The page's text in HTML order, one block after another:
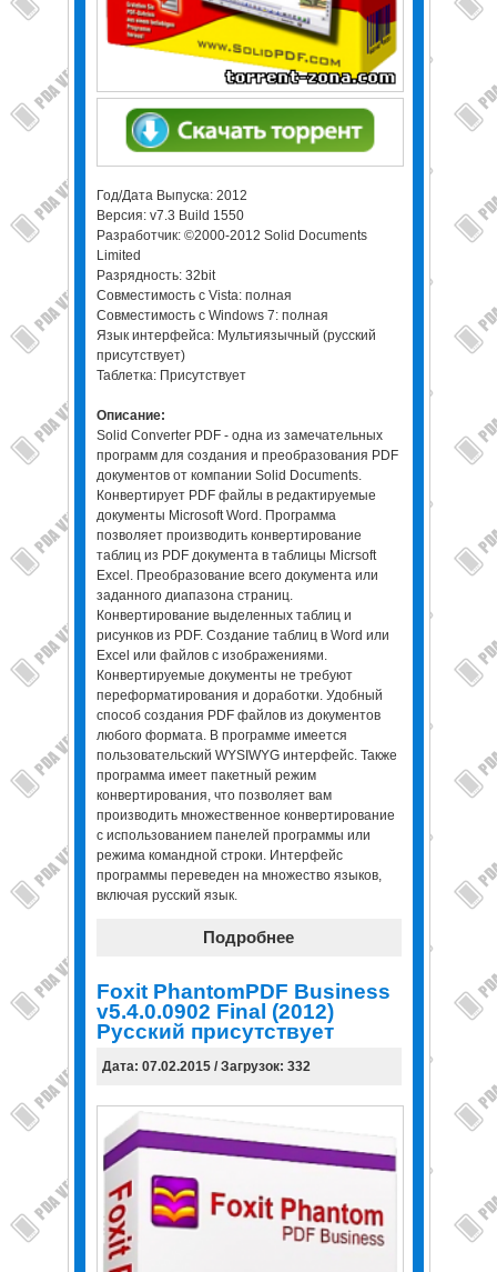
Год/Дата Выпуска: 2012
Версия: v7.3 Build 1550
Разработчик: ©2000-2012 Solid Documents
Limited
Разрядность: 32bit
Совместимость с Vista: полная
Совместимость с Windows 7: полная
Язык интерфейса: Мультиязычный (русский
присутствует)
Таблетка: Присутствует
Описание:
Solid Converter PDF - одна из замечательных
программ для создания и преобразования PDF
документов от компании Solid Documents.
Конвертирует PDF файлы в редактируемые
документы Microsoft Word. Программа
позволяет производить конвертирование
таблиц из PDF документа в таблицы Micrsoft
Excel. Преобразование всего документа или
заданного диапазона страниц.
Конвертирование выделенных таблиц и
рисунков из PDF. Создание таблиц в Word или
Excel или файлов с изображениями.
Конвертируемые документы не требуют
переформатирования и доработки. Удобный
способ создания PDF файлов из документов
любого формата. В программе имеется
пользовательский WYSIWYG интерфейс. Также
программа имеет пакетный режим
конвертирования, что позволяет вам
производить множественное конвертирование
с использованием панелей программы или
режима командной строки. Интерфейс
программы переведен на множество языков,
включая русский язык.
Подробнее
Foxit PhantomPDF Business
v5.4.0.0902 Final (2012)
Русский присутствует
Дата: 07.02.2015 / Загрузок: 332